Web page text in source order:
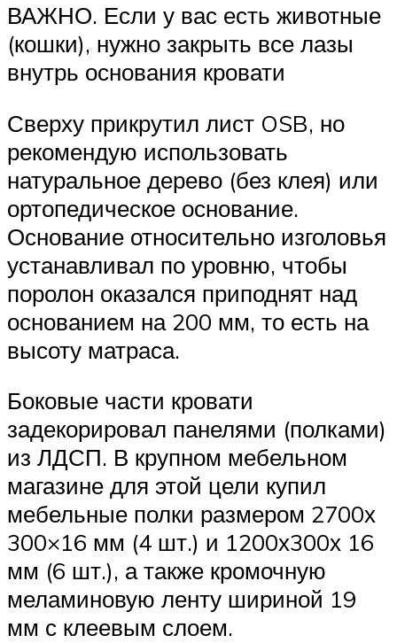
ВАЖНО. Если у вас есть животные
(кошки), нужно закрыть все лазы
внутрь основания кровати
Сверху прикрутил лист OSB, но
рекомендую использовать
натуральное дерево (без клея) или
ортопедическое основание.
Основание относительно изголовья
устанавливал по уровню, чтобы
поролон оказался приподнят над
основанием на 200 мм, то есть на
высоту матраса.
Боковые части кровати
задекорировал панелями (полками)
из ЛДСП. В крупном мебельном
магазине для этой цели купил
мебельные полки размером 2700х
300×16 мм (4 шт.) и 1200х300х 16
мм (6 шт.), а также кромочную
меламиновую ленту шириной 19
мм с клеевым слоем.